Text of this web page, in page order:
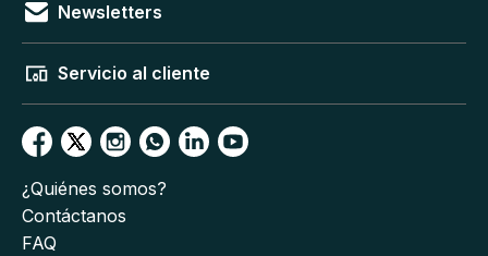
Newsletters
Servicio al cliente
¿Quiénes somos?
Contáctanos
FAQ